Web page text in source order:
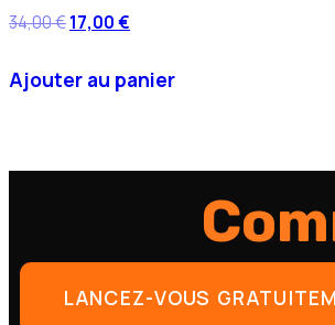
34,00€17,00€
Ajouter au panier
LANCEZ-VOUS